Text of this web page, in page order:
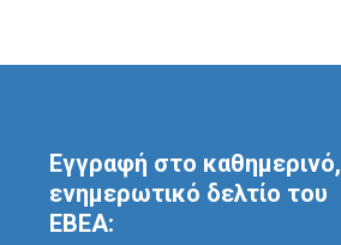
Εγγραφή στο καθημερινό,
ενημερωτικό δελτίο του
ΕΒΕΑ: